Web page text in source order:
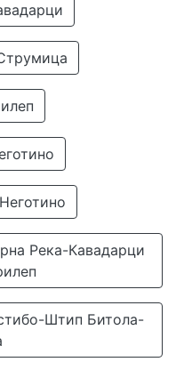
Река-Кавадарци
Штип Битола-